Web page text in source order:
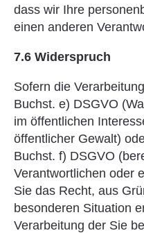
dass wir Ihre
einen anderen
7.6 Widerspruch
Sofern die
Buchst. e) DSGVO
im öffentlichen
öffentlicher Gewalt)
Buchst. f) DSGVO
Verantwortlichen oder
Sie das Recht, aus
besonderen Situation
Verarbeitung der Sie